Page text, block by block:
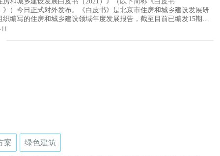
》）今日正式对外发布。《白皮书》是北京市住房和城乡建设发展研
织编写的住房和城乡建设领域年度发展报告，截至目前已编发15期，
外了解北京市住房城乡建设发展情况提供参考。《白皮书（2021）》
案 绿色建筑